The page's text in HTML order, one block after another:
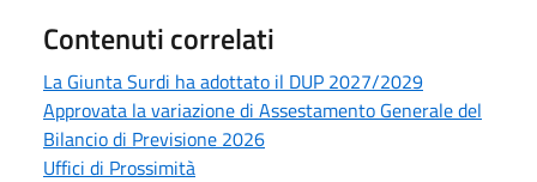
Contenuti correlati
La Giunta Surdi ha adottato il DUP 2027/2029
Approvata la variazione di Assestamento Generale del
Bilancio di Previsione 2026
Uffici di Prossimità